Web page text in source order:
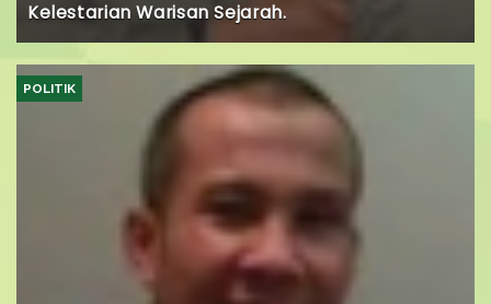
Kelestarian Warisan Sejarah.
POLITIK